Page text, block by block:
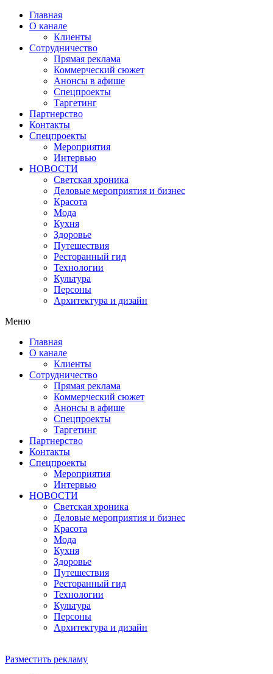
Главная
О канале
Клиенты
Сотрудничество
Прямая реклама
Коммерческий сюжет
Анонсы в афише
Cпецпроекты
Таргетинг
Партнерство
Контакты
Спецпроекты
Мероприятия
Интервью
НОВОСТИ
Светская хроника
Деловые мероприятия и бизнес
Красота
Мода
Кухня
Здоровье
Путешествия
Ресторанный гид
Технологии
Культура
Персоны
Архитектура и дизайн
Меню
Главная
О канале
Клиенты
Сотрудничество
Прямая реклама
Коммерческий сюжет
Анонсы в афише
Cпецпроекты
Таргетинг
Партнерство
Контакты
Спецпроекты
Мероприятия
Интервью
НОВОСТИ
Светская хроника
Деловые мероприятия и бизнес
Красота
Мода
Кухня
Здоровье
Путешествия
Ресторанный гид
Технологии
Культура
Персоны
Архитектура и дизайн
Разместить рекламу